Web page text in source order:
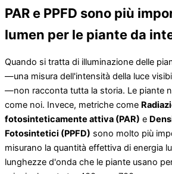
PAR e PPFD sono più
lumen per le piante da
Quando si tratta di illuminazione delle
—una misura dell'intensità della luce
—non racconta tutta la storia. Le piante
come noi. Invece, metriche come
fotosinteticamente attiva (PAR) e
Fotosintetici (PPFD) sono molto più
misurano la quantità effettiva di energia
lunghezze d'onda che le piante usano